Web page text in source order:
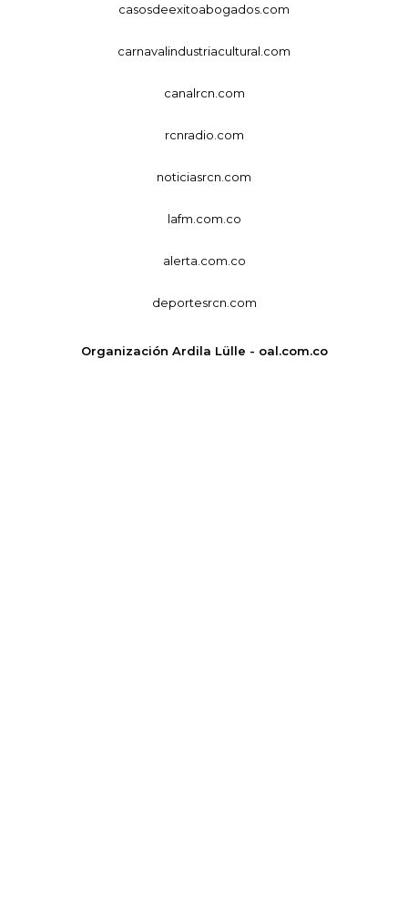
casosdeexitoabogados.com
carnavalindustriacultural.com
canalrcn.com
rcnradio.com
noticiasrcn.com
lafm.com.co
alerta.com.co
deportesrcn.com
Organización Ardila Lülle - oal.com.co